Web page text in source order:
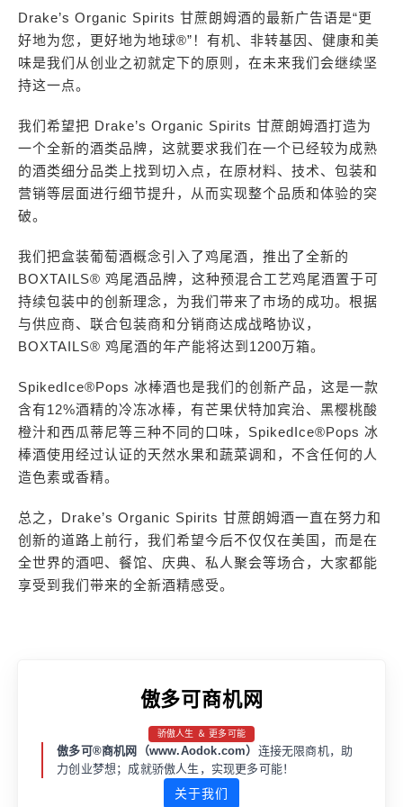
Drake’s Organic Spirits 甘蔗朗姆酒的最新广告语是“更
好地为您，更好地为地球®”！有机、非转基因、健康和美
味是我们从创业之初就定下的原则，在未来我们会继续坚
持这一点。
我们希望把 Drake’s Organic Spirits 甘蔗朗姆酒打造为
一个全新的酒类品牌，这就要求我们在一个已经较为成熟
的酒类细分品类上找到切入点，在原材料、技术、包装和
营销等层面进行细节提升，从而实现整个品质和体验的突
破。
我们把盒装葡萄酒概念引入了鸡尾酒，推出了全新的
BOXTAILS® 鸡尾酒品牌，这种预混合工艺鸡尾酒置于可
持续包装中的创新理念，为我们带来了市场的成功。根据
与供应商、联合包装商和分销商达成战略协议，
BOXTAILS® 鸡尾酒的年产能将达到1200万箱。
SpikedIce®Pops 冰棒酒也是我们的创新产品，这是一款
含有12%酒精的冷冻冰棒，有芒果伏特加宾治、黑樱桃酸
橙汁和西瓜蒂尼等三种不同的口味，SpikedIce®Pops 冰
棒酒使用经过认证的天然水果和蔬菜调和，不含任何的人
造色素或香精。
总之，Drake’s Organic Spirits 甘蔗朗姆酒一直在努力和
创新的道路上前行，我们希望今后不仅仅在美国，而是在
全世界的酒吧、餐馆、庆典、私人聚会等场合，大家都能
享受到我们带来的全新酒精感受。
傲多可商机网
骄傲人生 ＆ 更多可能
傲多可®商机网（www.Aodok.com） 连接无限商机，助
力创业梦想；成就骄傲人生，实现更多可能！
关于我们